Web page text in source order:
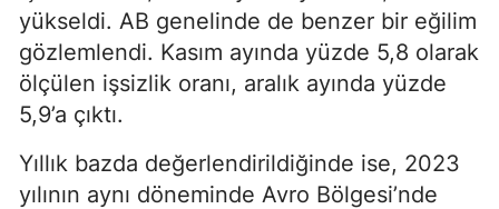
yükseldi. AB genelinde de benzer bir eğilim
gözlemlendi. Kasım ayında yüzde 5,8 olarak
ölçülen işsizlik oranı, aralık ayında yüzde
5,9’a çıktı.
Yıllık bazda değerlendirildiğinde ise, 2023
yılının aynı döneminde Avro Bölgesi’nde